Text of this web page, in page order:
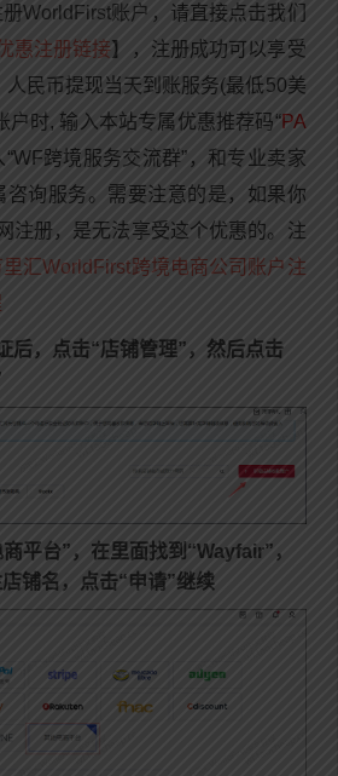
册WorldFirst账户， 请直接点击我们
惠注册链接】，注册成功可以享受
人民币提现当天到账服务(最低50美
户时, 输入本站专属优惠推荐码“PA
“WF跨境服务交流群”，和专业卖家
咨询服务。需要注意的是，如果你
注册，是无法享受这个优惠的。注
里汇WorldFirst跨境电商公司账户注
后，点击“店铺管理”，然后点击
平台”，在里面找到“Wayfair”，
铺名，点击“申请”继续